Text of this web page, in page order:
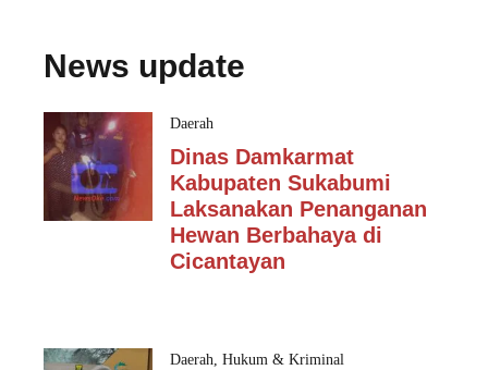
News update
Daerah
Dinas Damkarmat
Kabupaten Sukabumi
Laksanakan Penanganan
Hewan Berbahaya di
Cicantayan
Daerah, Hukum & Kriminal